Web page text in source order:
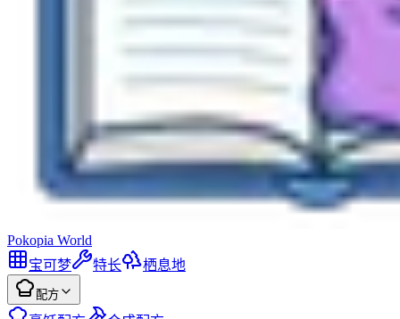
Pokopia World
宝可梦
特长 栖息地
配方